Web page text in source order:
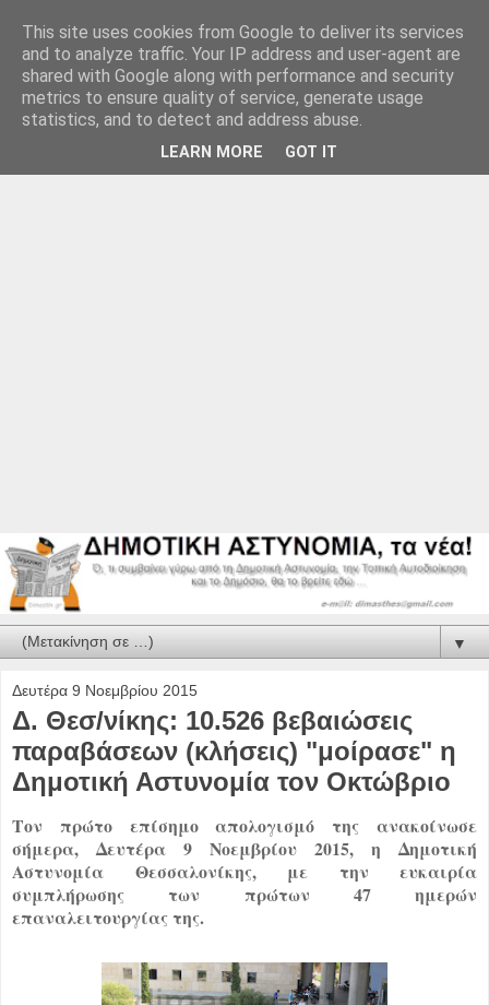
▼
Δευτέρα 9 Νοεμβρίου 2015
Δ. Θεσ/νίκης: 10.526 βεβαιώσεις
παραβάσεων (κλήσεις) "μοίρασε" η
Δημοτική Αστυνομία τον Οκτώβριο
Τον πρώτο επίσημο απολογισμό της ανακοίνωσε
σήμερα, Δευτέρα 9 Νοεμβρίου 2015, η Δημοτική
Αστυνομία Θεσσαλονίκης, με την ευκαιρία
συμπλήρωσης των πρώτων 47 ημερών
επαναλειτουργίας της.
This site uses cookies from Google to deliver its services
and to analyze traffic. Your IP address and user-agent are
shared with Google along with performance and security
metrics to ensure quality of service, generate usage
statistics, and to detect and address abuse.
LEARN MORE GOT IT